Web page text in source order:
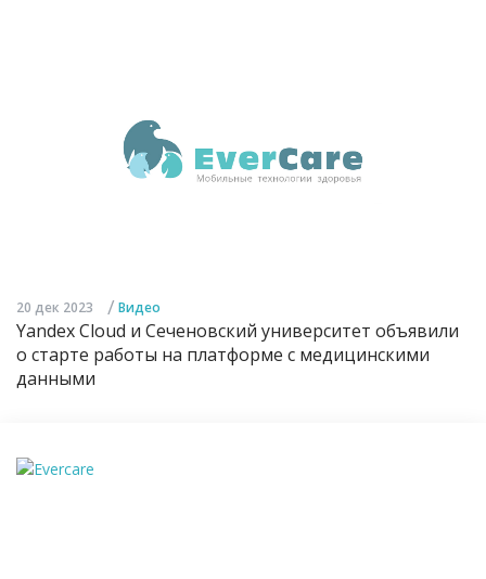
20 дек 2023 / Видео
Yandex Cloud и Сеченовский университет объявили
о старте работы на платформе с медицинскими
данными